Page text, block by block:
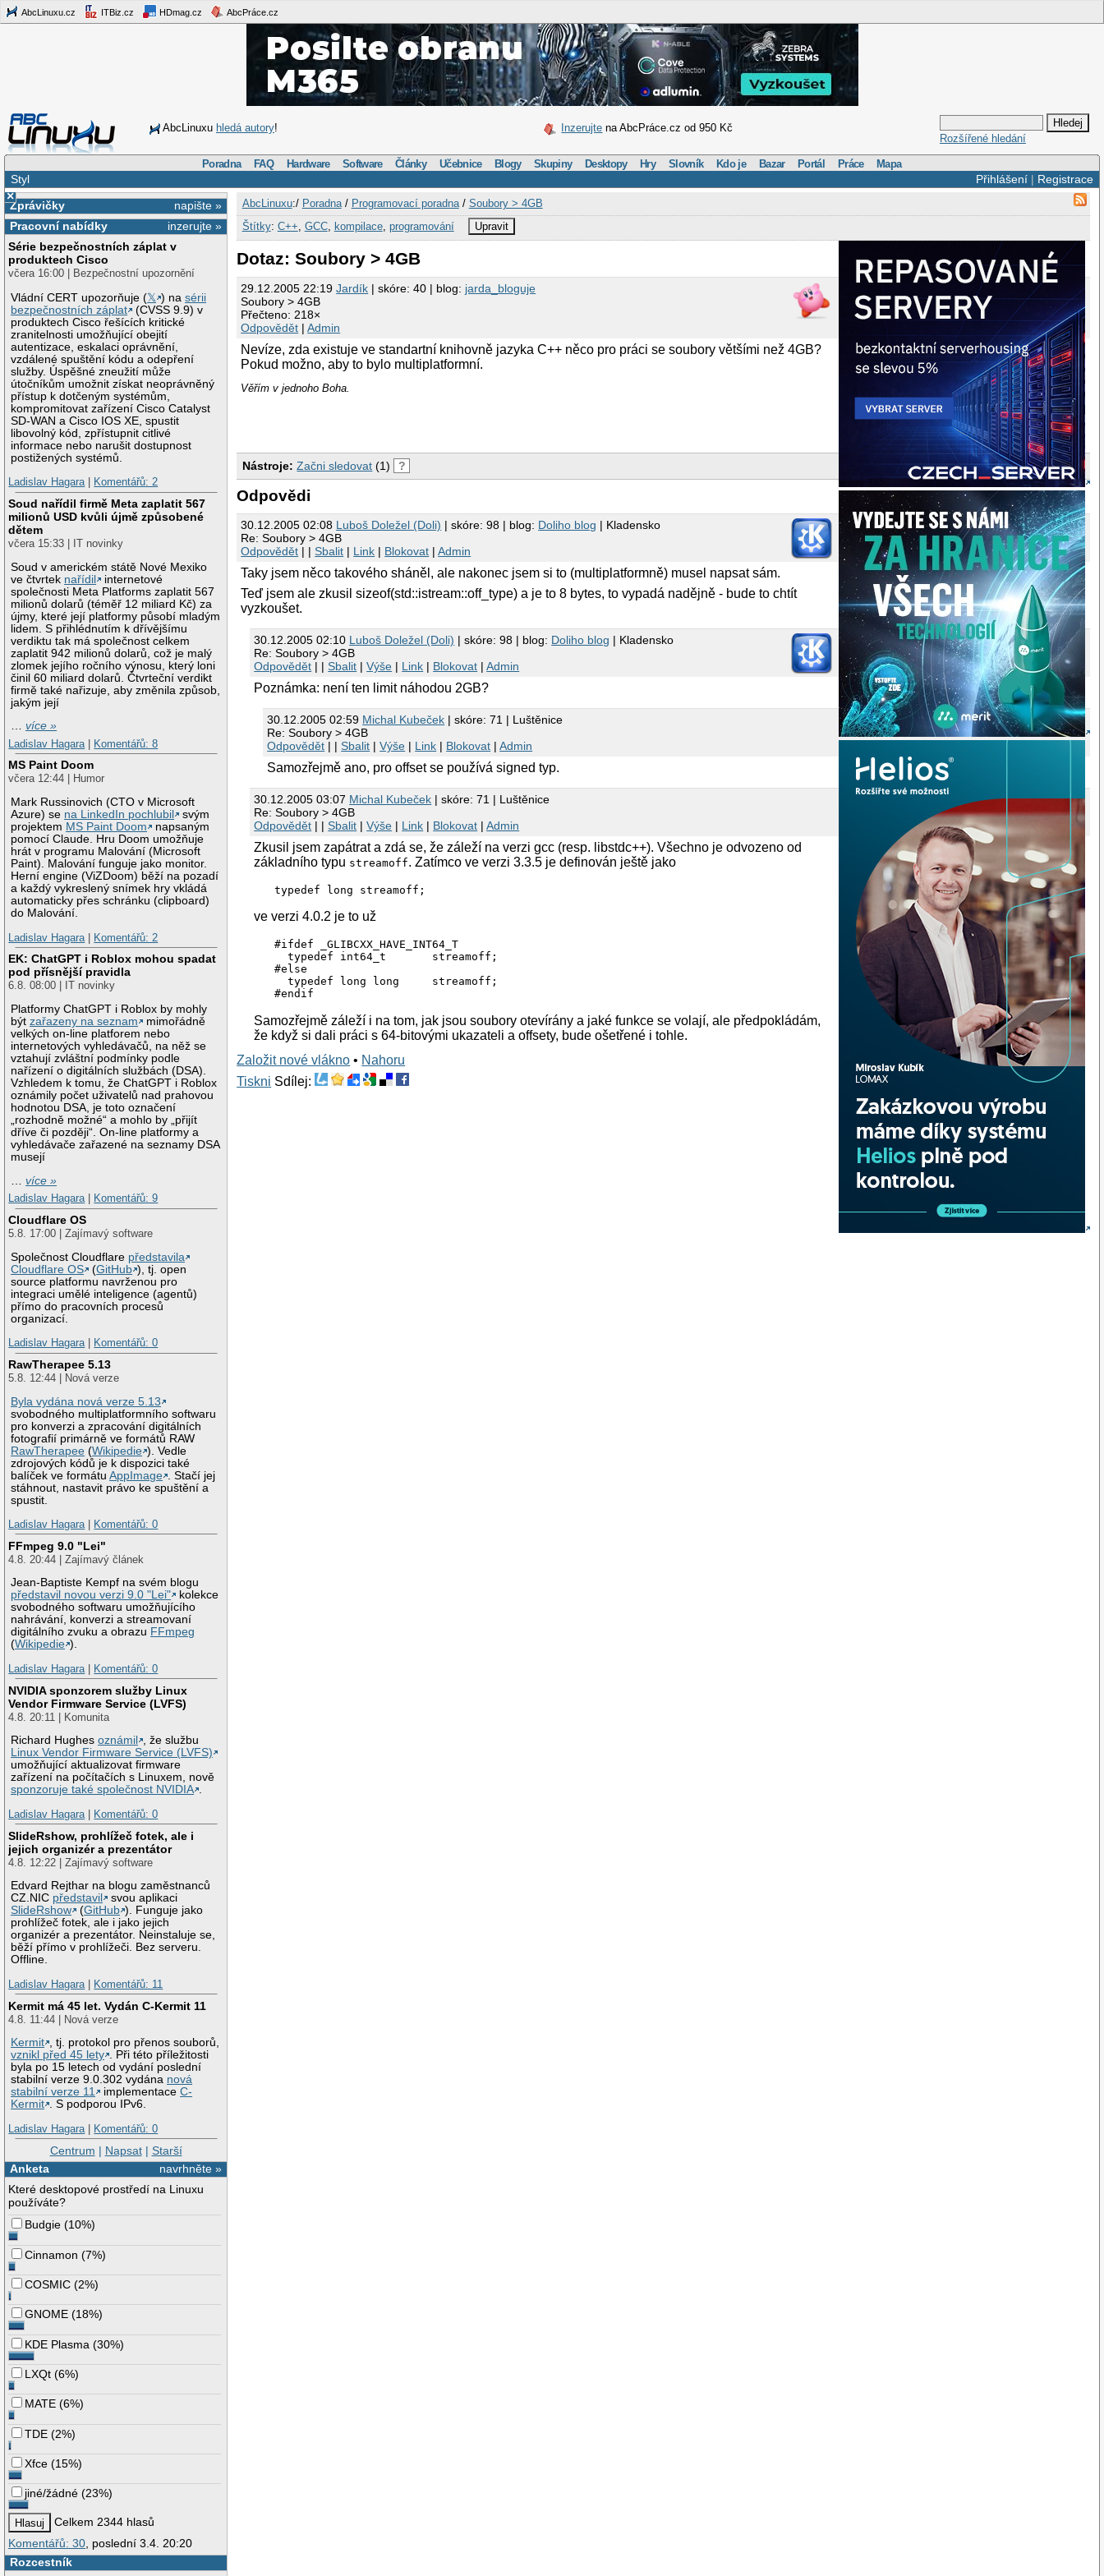
AbcLinuxu.cz ITBiz.cz HDmag.cz AbcPráce.cz
AbcLinuxu hledá autory! Inzerujte na AbcPráce.cz od 950 Kč
Rozšířené hledání
Poradna FAQ Hardware Software Články Učebnice Blogy Skupiny Desktopy Hry Slovník Kdo je Bazar Portál Práce Mapa
Přihlášení| Registrace
Styl
×
napište »
Zprávičky
inzerujte »
Pracovní nabídky
Série bezpečnostních záplat v
produktech Cisco
včera 16:00 | Bezpečnostní upozornění
Vládní CERT upozorňuje (𝕏 ) nasérii
bezpečnostních záplat
(CVSS 9.9) v
produktech Cisco řešících kritické
zranitelnosti umožňující obejití
autentizace, eskalaci oprávnění,
vzdálené spuštění kódu a odepření
služby. Úspěšné zneužití může
útočníkům umožnit získat neoprávněný
přístup k dotčeným systémům,
kompromitovat zařízení Cisco Catalyst
SD-WAN a Cisco IOS XE, spustit
libovolný kód, zpřístupnit citlivé
informace nebo narušit dostupnost
postižených systémů.
Ladislav Hagara| Komentářů: 2
Soud nařídil firmě Meta zaplatit 567
milionů USD kvůli újmě způsobené
dětem
včera 15:33 | IT novinky
Soud v americkém státě Nové Mexiko
ve čtvrtek nařídil
internetové
společnosti Meta Platforms zaplatit 567
milionů dolarů (téměř 12 miliard Kč) za
újmy, které její platformy působí mladým
lidem. S přihlédnutím k dřívějšímu
verdiktu tak má společnost celkem
zaplatit 942 milionů dolarů, což je malý
zlomek jejího ročního výnosu, který loni
činil 60 miliard dolarů. Čtvrteční verdikt
firmě také nařizuje, aby změnila způsob,
jakým její
…více »
Ladislav Hagara
Komentářů: 8
MS Paint Doom
včera 12:44 | Humor
Mark Russinovich (CTO v Microsoft
Azure) se na LinkedIn pochlubil
svým
projektem MS Paint Doom
napsaným
pomocí Claude. Hru Doom umožňuje
hrát v programu Malování (Microsoft
Paint). Malování funguje jako monitor.
Herní engine (ViZDoom) běží na pozadí
a každý vykreslený snímek hry vkládá
automaticky přes schránku (clipboard)
do Malování.
Ladislav Hagara
Komentářů: 2
EK: ChatGPT i Roblox mohou spadat
pod přísnější pravidla
6.8. 08:00 | IT novinky
Platformy ChatGPT i Roblox by mohly
býtzařazeny na seznam
mimořádně
velkých on-line platforem nebo
internetových vyhledávačů, na něž se
vztahují zvláštní podmínky podle
nařízení o digitálních službách (DSA).
Vzhledem k tomu, že ChatGPT i Roblox
oznámily počet uživatelů nad prahovou
hodnotou DSA, je toto označení
„rozhodně možné“ a mohlo by „přijít
dříve či později“. On-line platformy a
vyhledávače zařazené na seznamy DSA
musejí
…více »
Ladislav Hagara| Komentářů: 9
Cloudflare OS
5.8. 17:00 | Zajímavý software
Společnost Cloudflare představila
Cloudflare OS
(GitHub ), tj. open
source platformu navrženou pro
integraci umělé inteligence (agentů)
přímo do pracovních procesů
organizací.
Ladislav Hagara| Komentářů: 0
RawTherapee 5.13
5.8. 12:44 | Nová verze
Byla vydána nová verze 5.13
svobodného multiplatformního softwaru
pro konverzi a zpracování digitálních
fotografií primárně ve formátů RAW
RawTherapee (Wikipedie ). Vedle
zdrojových kódů je k dispozici také
balíček ve formátuAppImage
. Stačí jej
stáhnout, nastavit právo ke spuštění a
spustit.
Ladislav Hagara| Komentářů: 0
FFmpeg 9.0 "Lei"
4.8. 20:44 | Zajímavý článek
Jean-Baptiste Kempf na svém blogu
představil novou verzi 9.0 "Lei"
kolekce
svobodného softwaru umožňujícího
nahrávání, konverzi a streamovaní
digitálního zvuku a obrazu FFmpeg
(Wikipedie ).
Ladislav Hagara| Komentářů: 0
NVIDIA sponzorem služby Linux
Vendor Firmware Service (LVFS)
4.8. 20:11 | Komunita
Richard Hughesoznámil
, že službu
Linux Vendor Firmware Service (LVFS)
umožňující aktualizovat firmware
zařízení na počítačích s Linuxem, nově
sponzoruje také společnost NVIDIA .
Ladislav Hagara| Komentářů: 0
SlideRshow, prohlížeč fotek, ale i
jejich organizér a prezentátor
4.8. 12:22 | Zajímavý software
Edvard Rejthar na blogu zaměstnanců
CZ.NIC představil
svou aplikaci
SlideRshow
(GitHub ). Funguje jako
prohlížeč fotek, ale i jako jejich
organizér a prezentátor. Neinstaluje se,
běží přímo v prohlížeči. Bez serveru.
Offline.
Ladislav Hagara| Komentářů: 11
Kermit má 45 let. Vydán C-Kermit 11
4.8. 11:44 | Nová verze
Kermit , tj. protokol pro přenos souborů,
vznikl před 45 lety . Při této příležitosti
byla po 15 letech od vydání poslední
stabilní verze 9.0.302 vydána nová
stabilní verze 11
implementaceC-
Kermit . S podporou IPv6.
Ladislav Hagara| Komentářů: 0
Centrum | Napsat| Starší
navrhněte »
Anketa
Které desktopové prostředí na Linuxu
používáte?
Budgie (10%)
Cinnamon (7%)
COSMIC (2%)
GNOME (18%)
KDE Plasma (30%)
LXQt (6%)
MATE (6%)
TDE (2%)
Xfce (15%)
jiné/žádné (23%)
Celkem 2344 hlasů
Komentářů: 30 , poslední 3.4. 20:20
Rozcestník
AbcLinuxu:/ Poradna/ Programovací poradna/ Soubory > 4GB
Štítky: C++ GCC, kompilace, programování Upravit
Dotaz: Soubory > 4GB
29.12.2005 22:19Jardík | skóre: 40 | blog: jarda_bloguje
Soubory > 4GB
Přečteno: 218×
Odpovědět |Admin
Nevíze, zda existuje ve standartní knihovně jazyka C++ něco pro práci se soubory většími než 4GB?
Pokud možno, aby to bylo multiplatformní.
Věřím v jednoho Boha.
Nástroje: Začni sledovat (1) ?
Odpovědi
30.12.2005 02:08 Luboš Doležel (Doli) | skóre: 98 | blog: Doliho blog | Kladensko
Re: Soubory > 4GB
Odpovědět | |Sbalit | Link | Blokovat |Admin
Taky jsem něco takového sháněl, ale nakonec jsem si to (multiplatformně) musel napsat sám.
Teď jsem ale zkusil sizeof(std::istream::off_type) a je to 8 bytes, to vypadá nadějně - bude to chtít
vyzkoušet.
30.12.2005 02:10 Luboš Doležel (Doli) | skóre: 98 | blog: Doliho blog | Kladensko
Re: Soubory > 4GB
Odpovědět | |Sbalit |Výše | Link | Blokovat |Admin
Poznámka: není ten limit náhodou 2GB?
30.12.2005 02:59 Michal Kubeček | skóre: 71 | Luštěnice
Re: Soubory > 4GB
Odpovědět | |Sbalit |Výše | Link | Blokovat |Admin
Samozřejmě ano, pro offset se používá signed typ.
30.12.2005 03:07 Michal Kubeček | skóre: 71 | Luštěnice
Re: Soubory > 4GB
Odpovědět | |Sbalit |Výše | Link | Blokovat |Admin
Zkusil jsem zapátrat a zdá se, že záleží na verzi gcc (resp. libstdc++). Všechno je odvozeno od
základního typu streamoff. Zatímco ve verzi 3.3.5 je definován ještě jako
ve verzi 4.0.2 je to už
  #ifdef _GLIBCXX_HAVE_INT64_T
    typedef int64_t       streamoff;
  #else
    typedef long long     streamoff;
Samozřejmě záleží i na tom, jak jsou soubory otevírány a jaké funkce se volají, ale předpokládám,
že když si dali práci s 64-bitovými ukazateli a offsety, bude ošetřené i tohle.
Založit nové vlákno • Nahoru
Tiskni Sdílej: